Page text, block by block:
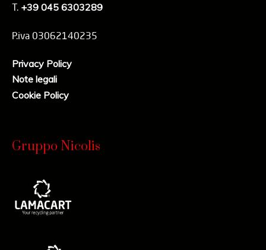
T. +39 045 6303289
P.iva 03062140235
Privacy Policy
Note legali
Cookie Policy
Gruppo Nicolis